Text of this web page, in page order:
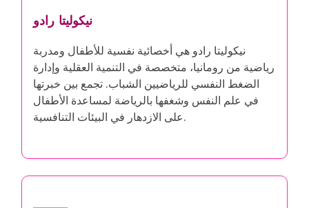
نيكوليتا رادو
نيكوليتا رادو هي أخصائية نفسية للأطفال ومدربة
رياضية من رومانيا، متخصصة في التنمية العقلية وإدارة
الضغط النفسي للرياضيين الشباب. تجمع بين خبرتها
في علم النفس وشغفها بالرياضة لمساعدة الأطفال
على الازدهار في البيئات التنافسية.